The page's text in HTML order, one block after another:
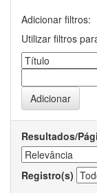
Adicionar filtros:
Utilizar filtros
Resultados/
Registro(s)